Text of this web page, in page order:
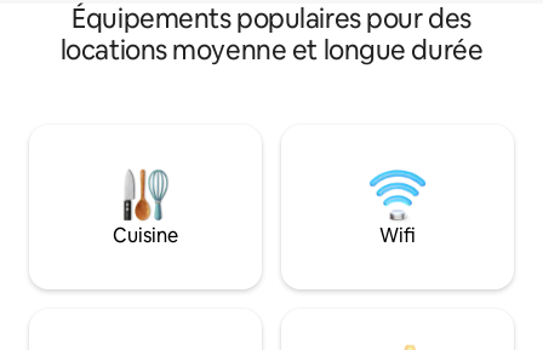
Équipements populaires pour des
locations moyenne et longue durée
Cuisine Wifi